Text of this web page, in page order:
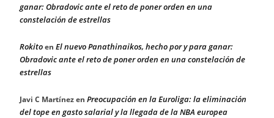
ganar: Obradovic ante el reto de poner orden en una
constelación de estrellas
Rokitoen El nuevo Panathinaikos, hecho por y para ganar:
Obradovic ante el reto de poner orden en una constelación de
estrellas
Javi C Martínezen Preocupación en la Euroliga: la eliminación
del tope en gasto salarial y la llegada de la NBA europea